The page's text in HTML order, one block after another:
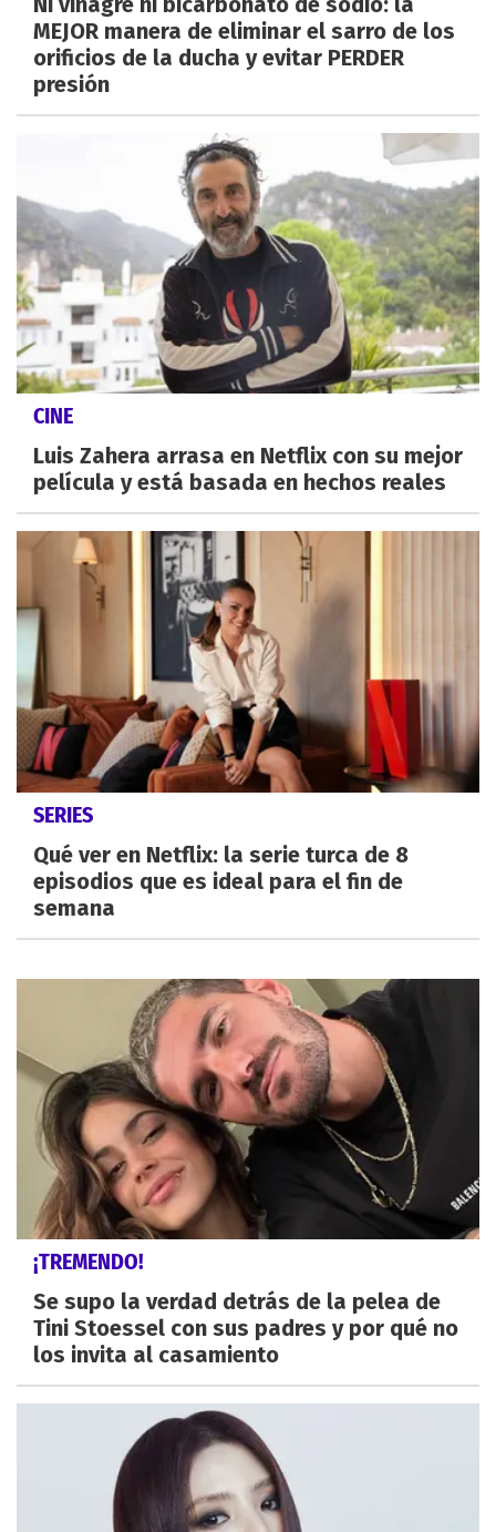
MEJOR manera de eliminar el sarro de los
orificios de la ducha y evitar PERDER
presión
CINE
Luis Zahera arrasa en Netflix con su mejor
película y está basada en hechos reales
SERIES
Qué ver en Netflix: la serie turca de 8
episodios que es ideal para el fin de
semana
¡TREMENDO!
Se supo la verdad detrás de la pelea de
Tini Stoessel con sus padres y por qué no
los invita al casamiento